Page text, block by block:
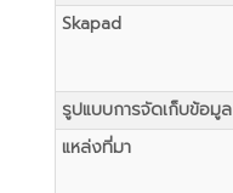
Skapad
รูปแบบการจัดเก็บข้อมูล
แหล่งที่มา